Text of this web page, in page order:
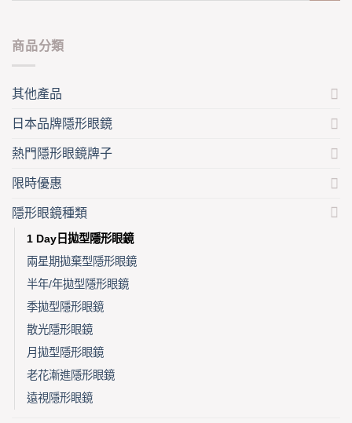
商品分類
其他產品
日本品牌隱形眼鏡
熱門隱形眼鏡牌子
限時優惠
隱形眼鏡種類
1 Day日拋型隱形眼鏡
兩星期拋棄型隱形眼鏡
半年/年拋型隱形眼鏡
季拋型隱形眼鏡
散光隱形眼鏡
月拋型隱形眼鏡
老花漸進隱形眼鏡
遠視隱形眼鏡